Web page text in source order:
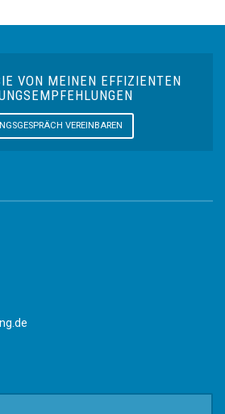
VON MEINEN EFFIZIENTEN
VEREINBAREN